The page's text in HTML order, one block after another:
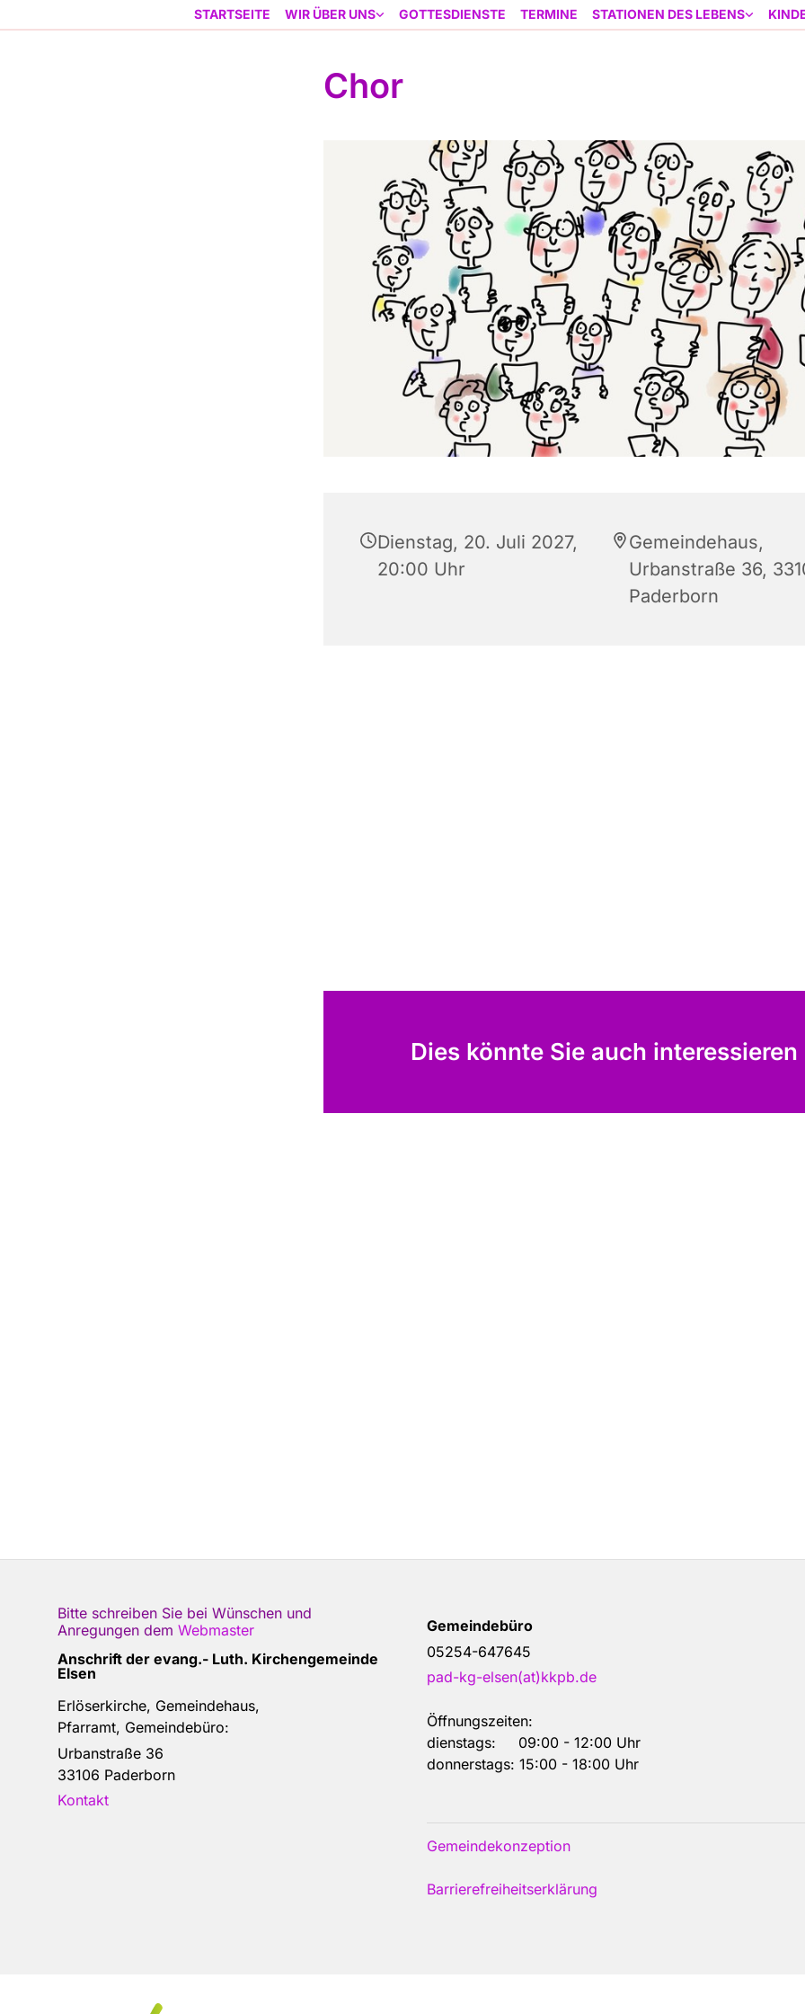
STARTSEITE WIR ÜBER UNS GOTTESDIENSTE TERMINE STATIONEN DES LEBENS
Chor
Dienstag, 20. Juli 2027,
20:00 Uhr
Gemeindehaus,
Urbanstraße 36,
Paderborn
Dies könnte Sie auch interessieren
Bitte schreiben Sie bei Wünschen und
Anregungen dem Webmaster
Anschrift der evang.- Luth. Kirchengemeinde
Elsen
Erlöserkirche, Gemeindehaus,
Pfarramt, Gemeindebüro:
Urbanstraße 36
33106 Paderborn
Kontakt
Gemeindebüro
05254-647645
pad-kg-elsen(at)kkpb.de
Öffnungszeiten:
dienstags: 09:00 - 12:00 Uhr
donnerstags: 15:00 - 18:00 Uhr
Gemeindekonzeption
Barrierefreiheitserklärung